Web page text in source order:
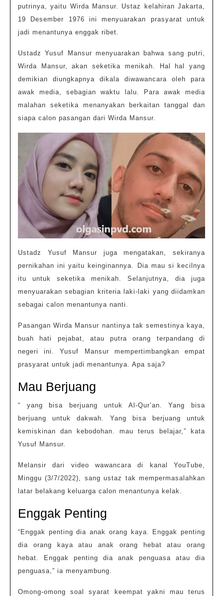
putrinya, yaitu Wirda Mansur. Ustaz kelahiran Jakarta,
19 Desember 1976 ini menyuarakan prasyarat untuk
jadi menantunya enggak ribet.
Ustadz Yusuf Mansur menyuarakan bahwa sang putri,
Wirda Mansur, akan seketika menikah. Hal hal yang
demikian diungkapnya dikala diwawancara oleh para
awak media, sebagian waktu lalu. Para awak media
malahan seketika menanyakan berkaitan tanggal dan
siapa calon pasangan dari Wirda Mansur.
Ustadz Yusuf Mansur juga mengatakan, sekiranya
pernikahan ini yaitu keinginannya. Dia mau si kecilnya
itu untuk seketika menikah. Selanjutnya, dia juga
menyuarakan sebagian kriteria laki-laki yang diidamkan
sebagai calon menantunya nanti.
Pasangan Wirda Mansur nantinya tak semestinya kaya,
buah hati pejabat, atau putra orang terpandang di
negeri ini. Yusuf Mansur mempertimbangkan empat
prasyarat untuk jadi menantunya. Apa saja?
Mau Berjuang
“ yang bisa berjuang untuk Al-Qur’an. Yang bisa
berjuang untuk dakwah. Yang bisa berjuang untuk
kemiskinan dan kebodohan. mau terus belajar,” kata
Yusuf Mansur.
Melansir dari video wawancara di kanal YouTube,
Minggu (3/7/2022), sang ustaz tak mempermasalahkan
latar belakang keluarga calon menantunya kelak.
Enggak Penting
“Enggak penting dia anak orang kaya. Enggak penting
dia orang kaya atau anak orang hebat atau orang
hebat. Enggak penting dia anak penguasa atau dia
penguasa,” ia menyambung.
Omong-omong soal syarat keempat yakni mau terus